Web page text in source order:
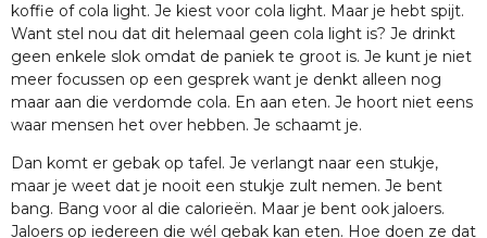
koffie of cola light. Je kiest voor cola light. Maar je hebt spijt.
Want stel nou dat dit helemaal geen cola light is? Je drinkt
geen enkele slok omdat de paniek te groot is. Je kunt je niet
meer focussen op een gesprek want je denkt alleen nog
maar aan die verdomde cola. En aan eten. Je hoort niet eens
waar mensen het over hebben. Je schaamt je.
Dan komt er gebak op tafel. Je verlangt naar een stukje,
maar je weet dat je nooit een stukje zult nemen. Je bent
bang. Bang voor al die calorieën. Maar je bent ook jaloers.
Jaloers op iedereen die wél gebak kan eten. Hoe doen ze dat